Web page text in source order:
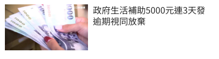
政府生活補助5000元連3天發
逾期視同放棄